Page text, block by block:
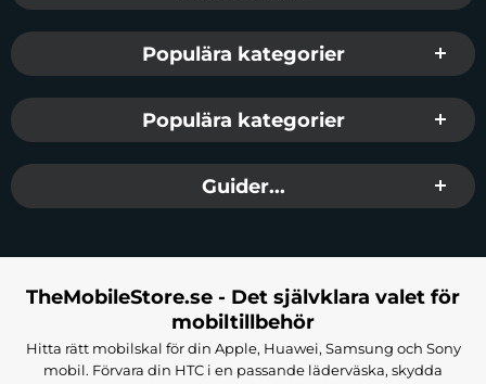
Populära kategorier
Populära kategorier
Guider...
TheMobileStore.se - Det självklara valet för
mobiltillbehör
Hitta rätt mobilskal för din Apple, Huawei, Samsung och Sony
mobil. Förvara din HTC i en passande läderväska, skydda